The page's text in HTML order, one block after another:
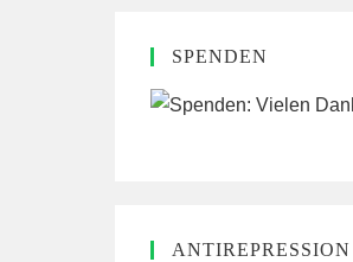
SPENDEN
ANTIREPRESSION